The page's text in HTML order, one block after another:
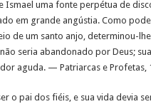
Ismael uma fonte perpétua de
em grande angústia. Como
de um santo anjo, determinou-
seria abandonado por Deus;
aguda. — Patriarcas e Profetas,
o pai dos fiéis, e sua vida devia